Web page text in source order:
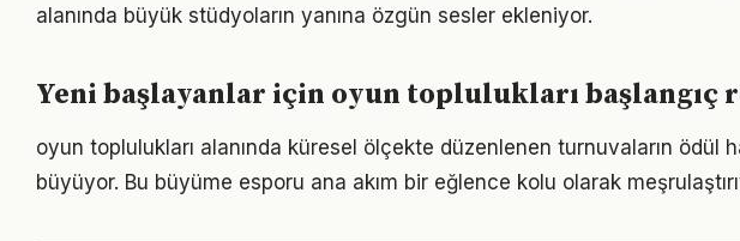
alanında büyük stüdyoların yanına özgün sesler ekleniyor.
Yeni başlayanlar için oyun toplulukları başlangıç
oyun toplulukları alanında küresel ölçekte düzenlenen turnuvaların ödül
büyüyor. Bu büyüme esporu ana akım bir eğlence kolu olarak